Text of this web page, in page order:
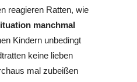
reagieren Ratten, wie
manchmal
Kindern unbedingt
keine lieben
mal zubeißen